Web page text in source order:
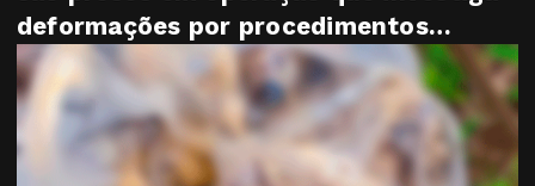
deformações por procedimentos
estéticos em Go...